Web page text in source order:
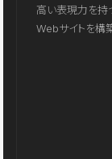
高い表現力を持
Webサイトを構築